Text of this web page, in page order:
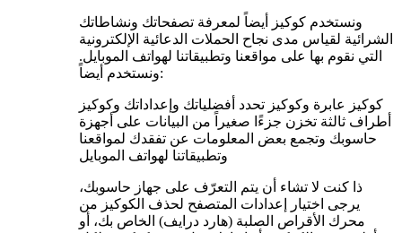
ونستخدم كوكيز أيضاً لمعرفة تصفحاتك ونشاطاتك
الشرائية لقياس مدى نجاح الحملات الدعائية الإلكترونية
التي نقوم بها على مواقعنا وتطبيقاتنا لهواتف الموبايل.
ونستخدم أيضاً:
كوكيز عابرة وكوكيز تحدد أفضلياتك وإعداداتك وكوكيز
أطراف ثالثة تخزن جزءًا صغيراً من البيانات على أجهزة
حاسوبك وتجمع بعض المعلومات عن تفقدك لمواقعنا
ذا كنت لا تشاء أن يتم التعرّف على جهاز حاسوبك،
يرجى اختيار إعدادات المتصفح لحذف الكوكيز من
محرك الأقراص الصلبة (هارد درايف) الخاص بك، أو